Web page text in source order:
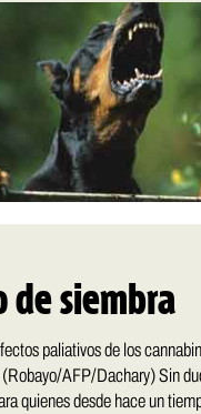
de siembra
paliativos de los
AFP/Dachary) Sin
quienes desde hace un